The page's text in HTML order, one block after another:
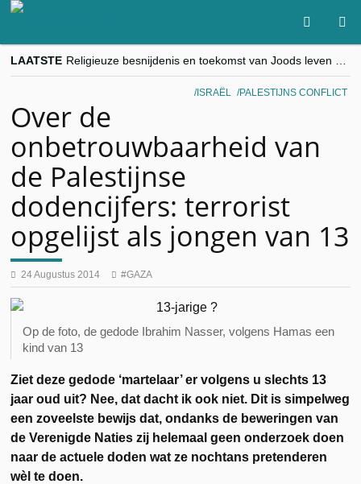
LAATSTE
“Besnijdenisdebat toont hoe moeilijk seculiere Westen minderheden begrijpt”, Jinnih Beels (Vooruit)
CITYTRIP | ROEMENIË – Boekarest: de verrassing van Oost-Europa
ISRAËL PALESTIJNS CONFLICT
Over de
onbetrouwbaarheid van
de Palestijnse
dodencijfers: terrorist
opgelijst als jongen van 13
24 Augustus 2014 GAZA
Op de foto, de gedode Ibrahim Nasser, volgens Hamas een
kind van 13
Ziet deze gedode ‘martelaar’ er volgens u slechts 13
jaar oud uit? Nee, dat dacht ik ook niet. Dit is simpelweg
een zoveelste bewijs dat, ondanks de beweringen van
de Verenigde Naties zij helemaal geen onderzoek doen
naar de actuele doden wat ze nochtans pretenderen
wèl te doen.